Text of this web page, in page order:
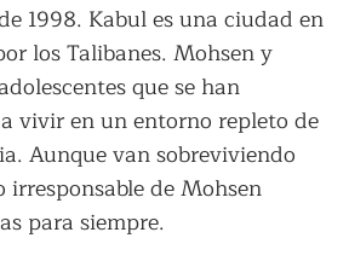
1998. Kabul es una ciudad en
los Talibanes. Mohsen y
que se han
vivir en un entorno repleto de
Aunque van sobreviviendo
de Mohsen
para siempre.